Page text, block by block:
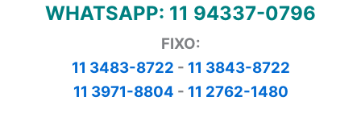
WHATSAPP: 11 94337-0796
FIXO:
11 3483-8722 - 11 3843-8722
11 3971-8804 - 11 2762-1480